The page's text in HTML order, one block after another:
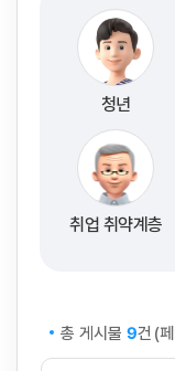
청년
취업 취약계층
총 게시물 9건 (